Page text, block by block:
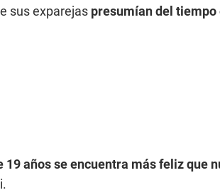
sus exparejas presumían del tiempo
19 años se encuentra más feliz que